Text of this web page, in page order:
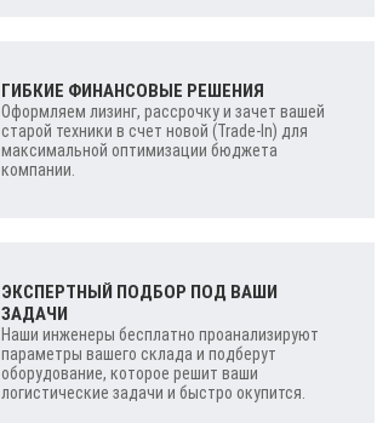
ГИБКИЕ ФИНАНСОВЫЕ РЕШЕНИЯ
Оформляем лизинг, рассрочку и зачет вашей
старой техники в счет новой (Trade-In) для
максимальной оптимизации бюджета
компании.
ЭКСПЕРТНЫЙ ПОДБОР ПОД ВАШИ
ЗАДАЧИ
Наши инженеры бесплатно проанализируют
параметры вашего склада и подберут
оборудование, которое решит ваши
логистические задачи и быстро окупится.